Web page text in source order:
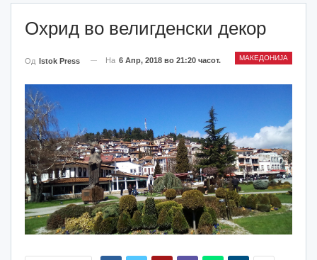
Охрид во велигденски декор
МАКЕДОНИЈА
Од Istok Press На 6 Апр, 2018 во 21:20 часот.